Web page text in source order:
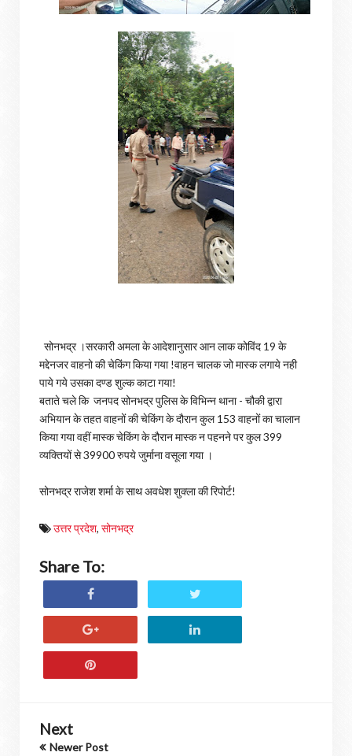
सोनभद्र ।सरकारी अमला के आदेशानुसार आन लाक कोविंद 19 के
मद्देनजर वाहनो की चेकिंग किया गया !वाहन चालक जो मास्क लगाये नही
पाये गये उसका दण्ड शुल्क काटा गया!
बताते चले कि जनपद सोनभद्र पुलिस के विभिन्न थाना - चौकी द्वारा
अभियान के तहत वाहनों की चेकिंग के दौरान कुल 153 वाहनों का चालान
किया गया वहीं मास्क चेकिंग के दौरान मास्क न पहनने पर कुल 399
व्यक्तियों से 39900 रुपये जुर्माना वसूला गया ।
सोनभद्र राजेश शर्मा के साथ अवधेश शुक्ला की रिपोर्ट!
उत्तर प्रदेश, सोनभद्र
Share To:
Next
Newer Post